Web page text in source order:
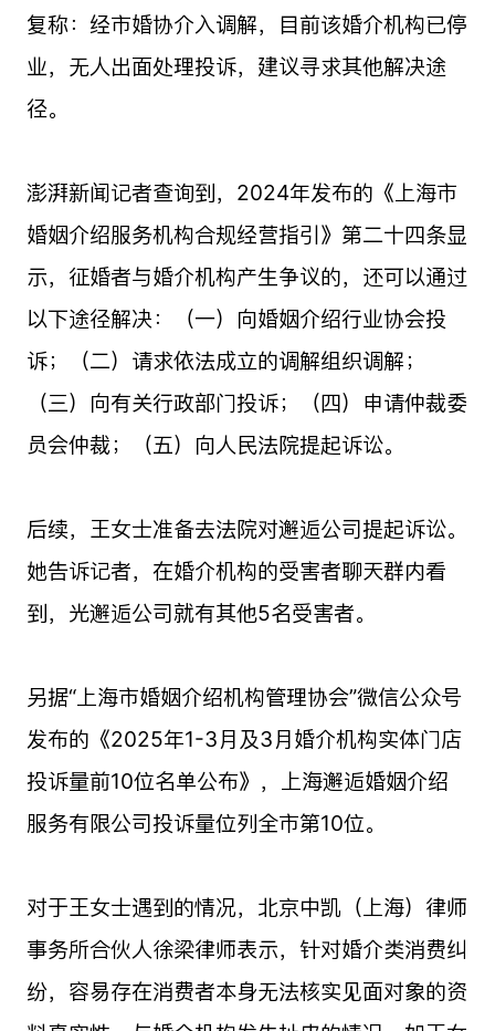
复称：经市婚协介入调解，目前该婚介机构已停
业，无人出面处理投诉，建议寻求其他解决途
径。
澎湃新闻记者查询到，2024年发布的《上海市
婚姻介绍服务机构合规经营指引》第二十四条显
示，征婚者与婚介机构产生争议的，还可以通过
以下途径解决：（一）向婚姻介绍行业协会投
诉；（二）请求依法成立的调解组织调解；
（三）向有关行政部门投诉；（四）申请仲裁委
员会仲裁；（五）向人民法院提起诉讼。
后续，王女士准备去法院对邂逅公司提起诉讼。
她告诉记者，在婚介机构的受害者聊天群内看
到，光邂逅公司就有其他5名受害者。
另据“上海市婚姻介绍机构管理协会”微信公众号
发布的《2025年1-3月及3月婚介机构实体门店
投诉量前10位名单公布》，上海邂逅婚姻介绍
服务有限公司投诉量位列全市第10位。
对于王女士遇到的情况，北京中凯（上海）律师
事务所合伙人徐梁律师表示，针对婚介类消费纠
纷，容易存在消费者本身无法核实见面对象的资